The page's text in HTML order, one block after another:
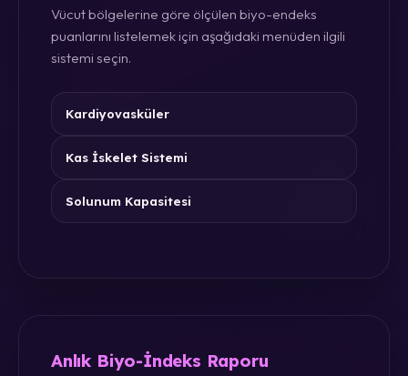
Vücut bölgelerine göre ölçülen biyo-endeks
puanlarını listelemek için aşağıdaki menüden ilgili
sistemi seçin.
Kardiyovasküler
Kas İskelet Sistemi
Solunum Kapasitesi
Anlık Biyo-İndeks Raporu